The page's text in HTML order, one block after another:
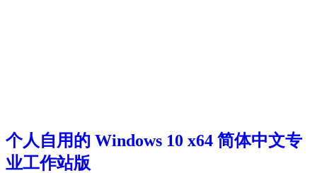
个人自用的 Windows 10 x64 简体中文专
业工作站版